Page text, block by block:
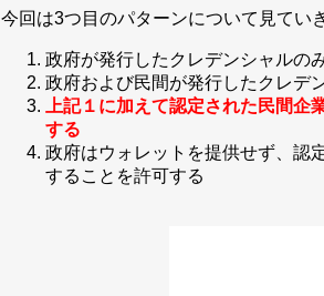
今回は3つ目のパターンについて見てい
政府が発行したクレデンシャルの
政府および民間が発行したクレデ
上記１に加えて認定された民間
する
政府はウォレットを提供せず、認
することを許可する